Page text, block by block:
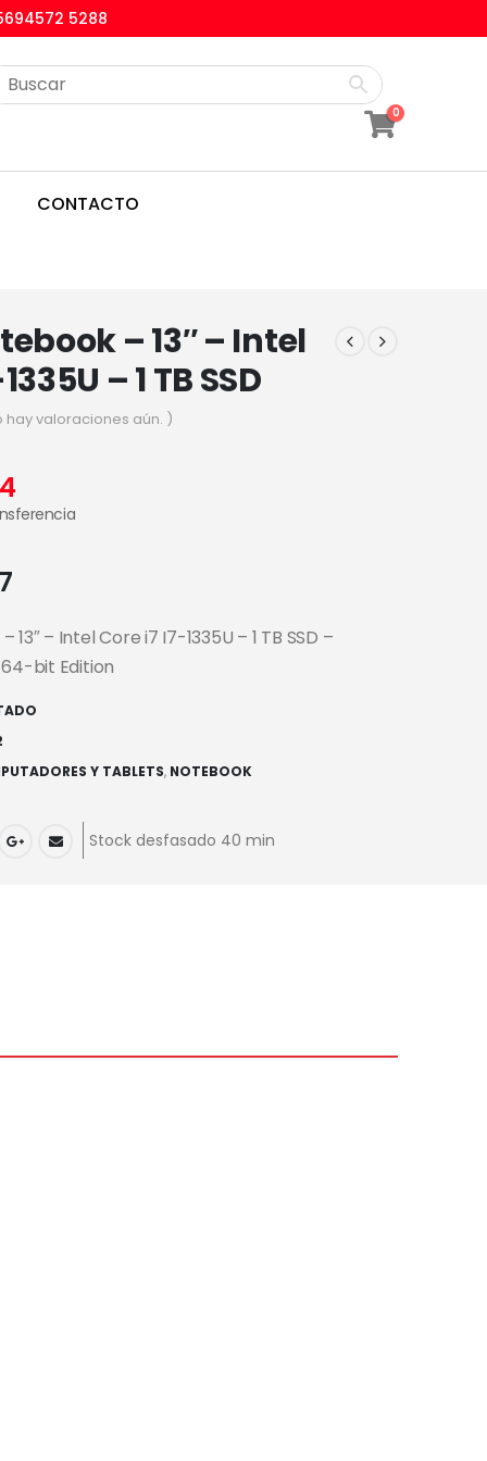
5288
0
CONTACTO
– 13″ – Intel
– 1 TB SSD
hay valoraciones aún. )
13″ – Intel Core i7 I7-1335U – 1 TB SSD –
64-bit Edition
Y TABLETS, NOTEBOOK
Stock desfasado 40 min